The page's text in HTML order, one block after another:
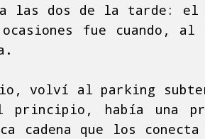
a las dos de la tarde:
fue cuando,
volví al parking
principio, había una
cadena que los